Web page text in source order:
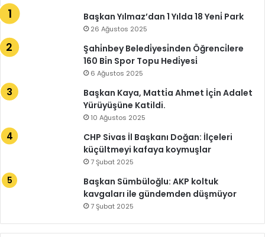
Başkan Yılmaz’dan 1 Yılda 18 Yeni̇ Park
26 Ağustos 2025
Şahi̇nbey Beledi̇yesi̇nden Öğrenci̇lere
160 Bi̇n Spor Topu Hedi̇yesi̇
6 Ağustos 2025
Başkan Kaya, Matti̇a Ahmet İçi̇n Adalet
Yürüyüşüne Katildi.
10 Ağustos 2025
CHP Sivas İl Başkanı Doğan: İlçeleri
küçültmeyi kafaya koymuşlar
7 Şubat 2025
Başkan Sümbüloğlu: AKP koltuk
kavgaları ile gündemden düşmüyor
7 Şubat 2025